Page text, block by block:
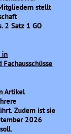
stellt
2 Satz 1 GO
in
Artikel
Zudem ist sie
2026